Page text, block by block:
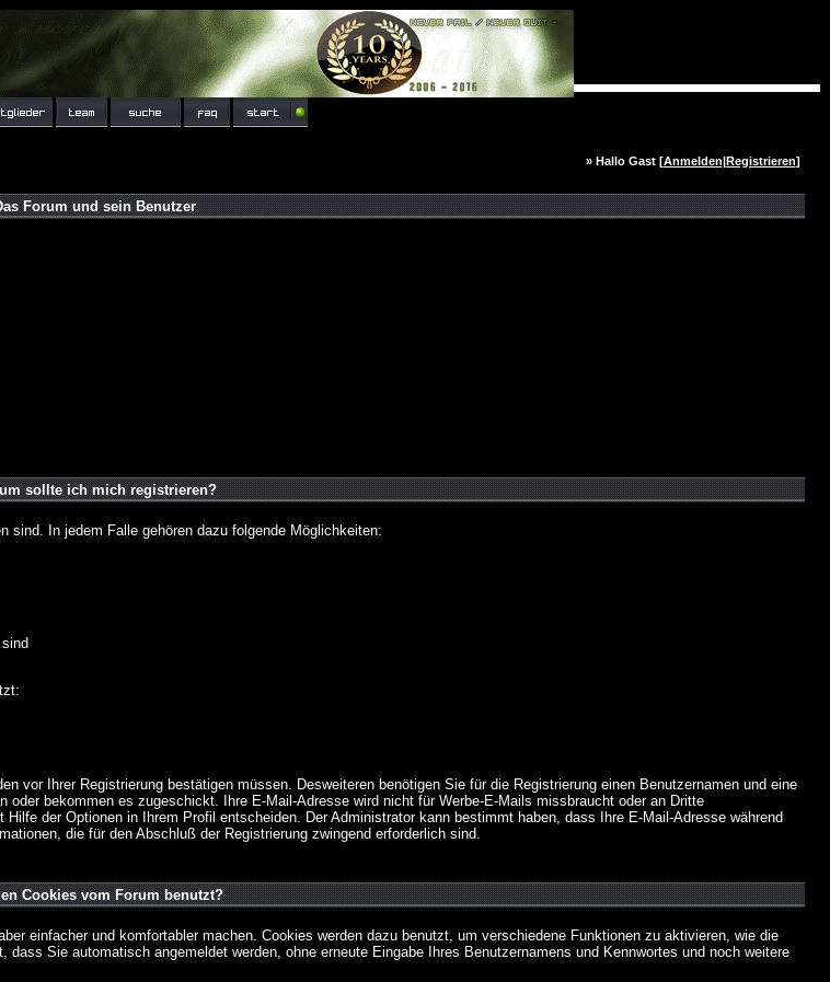
» Hallo Gast [Anmelden|Registrieren]
Forum und sein Benutzer
sollte ich mich registrieren?
sind. In jedem Falle gehören dazu folgende Möglichkeiten:
vor Ihrer Registrierung bestätigen müssen. Desweiteren benötigen Sie für die Registrierung einen Benutzernamen und eine
bekommen es zugeschickt. Ihre E-Mail-Adresse wird nicht für Werbe-E-Mails missbraucht oder an Dritte
der Optionen in Ihrem Profil entscheiden. Der Administrator kann bestimmt haben, dass Ihre E-Mail-Adresse während
die für den Abschluß der Registrierung zwingend erforderlich sind.
Cookies vom Forum benutzt?
einfacher und komfortabler machen. Cookies werden dazu benutzt, um verschiedene Funktionen zu aktivieren, wie die
Sie automatisch angemeldet werden, ohne erneute Eingabe Ihres Benutzernamens und Kennwortes und noch weitere